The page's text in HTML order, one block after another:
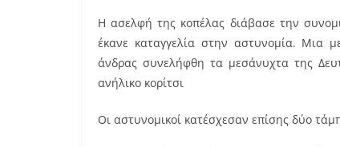
Η ασελφή της κοπέλας διάβασε την
έκανε καταγγελία στην αστυνομία. Μια
άνδρας συνελήφθη τα μεσάνυχτα της
ανήλικο κορίτσι
Οι αστυνομικοί κατέσχεσαν επίσης δύο